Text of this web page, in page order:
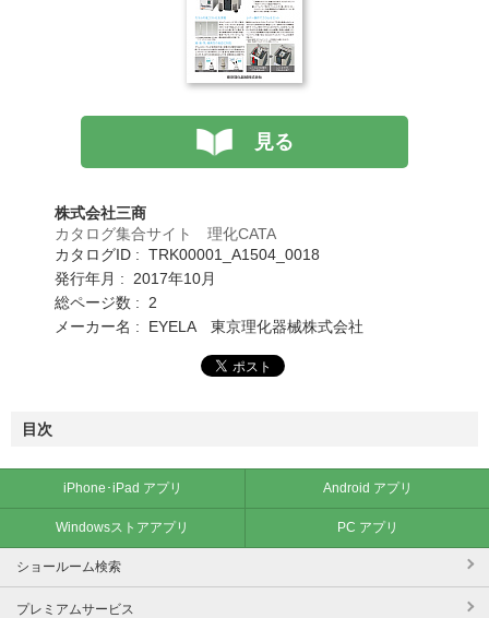
見る
株式会社三商
カタログ集合サイト 理化CATA
カタログID : TRK00001_A1504_0018
発行年月 : 2017年10月
総ページ数 : 2
メーカー名 : EYELA 東京理化器械株式会社
目次
iPhone･iPad アプリ Android アプリ
Windowsストアアプリ PC アプリ
ショールーム検索
プレミアムサービス